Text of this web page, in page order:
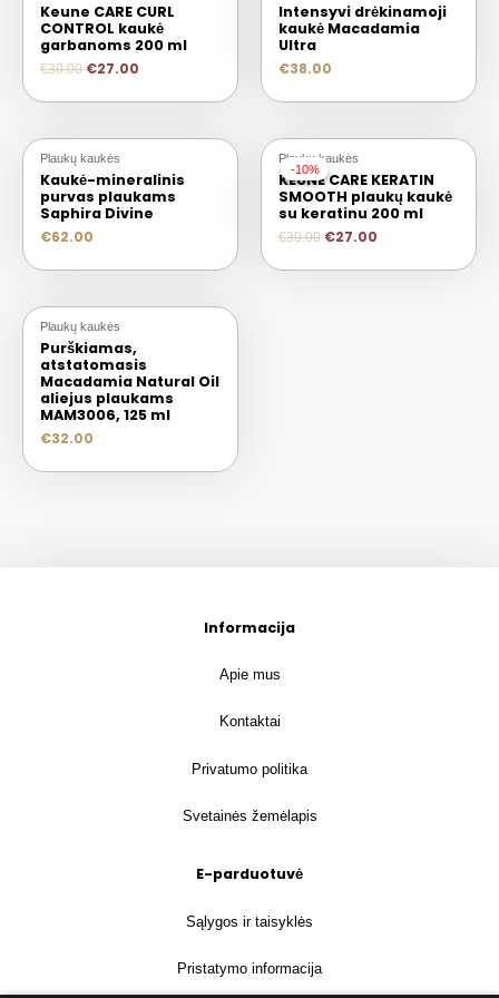
Keune CARE CURL
CONTROL kaukė
garbanoms 200 ml
€30.00 €27.00
Intensyvi drėkinamoji
kaukė Macadamia
Ultra
€38.00
Plaukų kaukės
Kaukė-mineralinis
purvas plaukams
Saphira Divine
€62.00
-10%
-10%
Plaukų kaukės
KEUNE CARE KERATIN
SMOOTH plaukų kaukė
su keratinu 200 ml
€30.00 €27.00
Plaukų kaukės
Purškiamas,
atstatomasis
Macadamia Natural Oil
aliejus plaukams
MAM3006, 125 ml
€32.00
Informacija
Apie mus
Kontaktai
Privatumo politika
Svetainės žemėlapis
E-parduotuvė
Sąlygos ir taisyklės
Pristatymo informacija